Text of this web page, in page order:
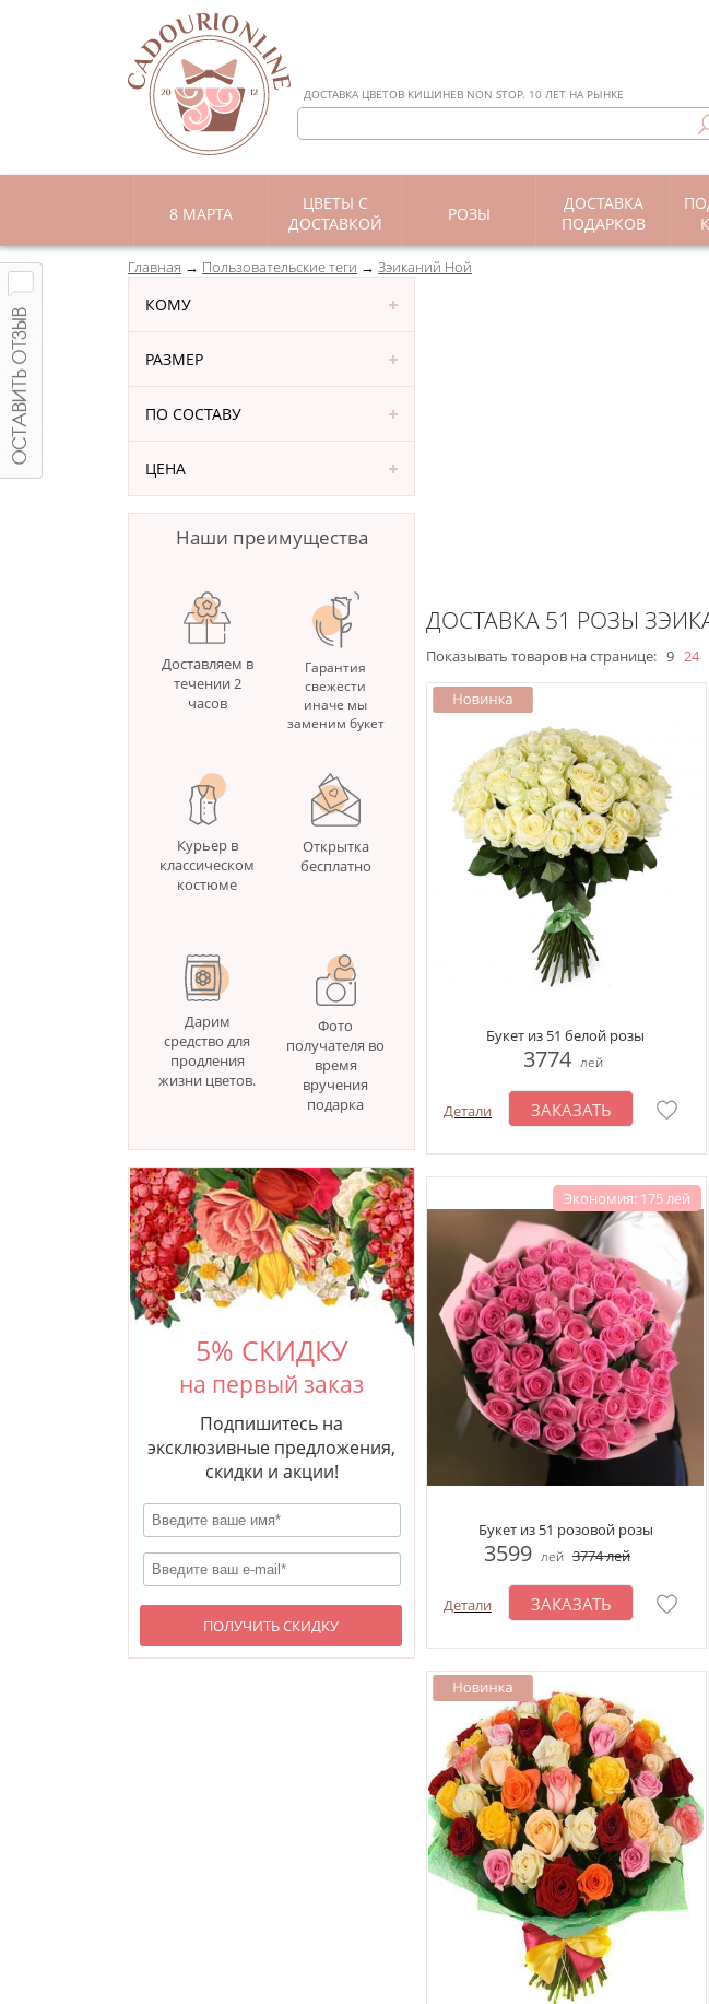
ДОСТАВКА ЦВЕТОВ КИШИНЕВ NON STOP. 10 ЛЕТ НА РЫНКЕ
8 МАРТА
ЦВЕТЫ С
ДОСТАВКОЙ
РОЗЫ
ДОСТАВКА
ПОДАРКОВ
Главная Пользовательские теги Зэиканий Ной
КОМУ
РАЗМЕР
ПО СОСТАВУ
ЦЕНА
Наши преимущества
Доставляем в
течении 2
часов
Гарантия
свежести
иначе мы
заменим букет
Курьер в
классическом
костюме
Открытка
бесплатно
Дарим
средство для
продления
жизни цветов.
Фото
получателя во
время
вручения
подарка
5% СКИДКУ
на первый заказ
Подпишитесь на
эксклюзивные предложения,
скидки и акции!
ПОЛУЧИТЬ СКИДКУ
ДОСТАВКА 51 РОЗЫ
Показывать товаров на странице: 9 24
Букет из 51 белой розы
3774 лей
Детали ЗАКАЗАТЬ
Экономия: 175 лей
Букет из 51 розовой розы
3599 лей 3774лей
Детали ЗАКАЗАТЬ